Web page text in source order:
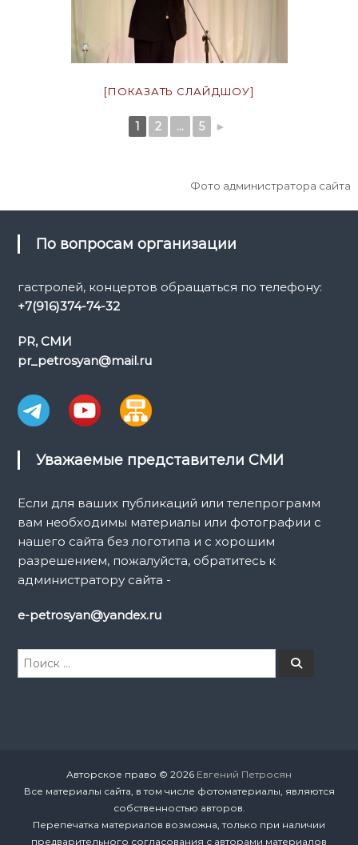
[ПОКАЗАТЬ СЛАЙДШОУ]
1 2 ... 5 ►
Фото администратора сайта
По вопросам организации
гастролей, концертов обращаться по телефону:
+7(916)374-74-32
PR, СМИ
pr_petrosyan@mail.ru
Уважаемые представители СМИ
Если для ваших публикаций или телепрограмм
вам необходимы материалы или фотографии с
нашего сайта без логотипа и с хорошим
разрешением, пожалуйста, обратитесь к
администратору сайта -
e-petrosyan@yandex.ru
И
П
Авторское право © 2026 Евгений Петросян
Все материалы сайта, в том числе фотоматериалы, являются
собственностью авторов.
Перепечатка материалов возможна, только при наличии
предварительного согласования с авторами материалов